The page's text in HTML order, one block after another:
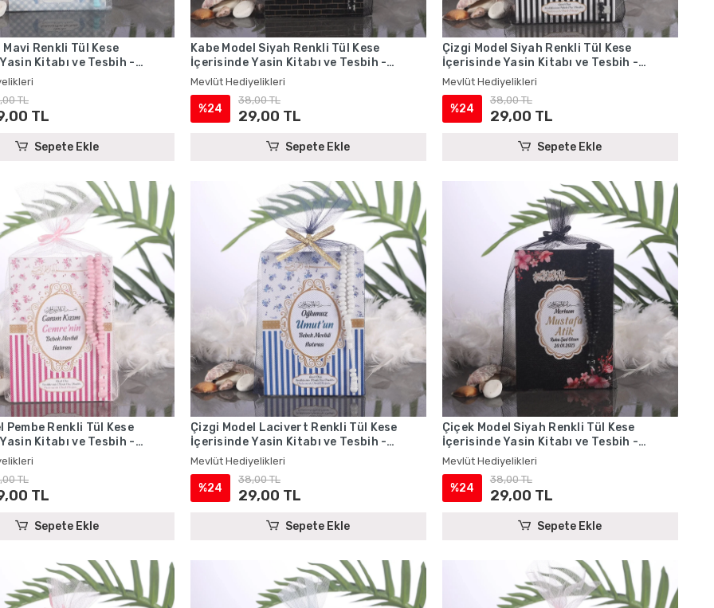
Mavi Renkli Tül Kese
Kitabı ve Tesbih -
TL
TL
Sepete Ekle
Kabe Model Siyah Renkli Tül Kese
İçerisinde Yasin Kitabı ve Tesbih -
Mevlüt Hediyelikleri
Mevlüt Hediyelikleri
%24
38,00 TL
29,00 TL
Sepete Ekle
Çizgi Model Siyah Renkli Tül Kese
İçerisinde Yasin Kitabı ve Tesbih -
Mevlüt Hediyelikleri
Mevlüt Hediyelikleri
%24
38,00 TL
29,00 TL
Sepete Ekle
Pembe Renkli Tül Kese
Kitabı ve Tesbih -
TL
TL
Sepete Ekle
Çizgi Model Lacivert Renkli Tül Kese
İçerisinde Yasin Kitabı ve Tesbih -
Mevlüt Hediyelikleri
Mevlüt Hediyelikleri
%24
38,00 TL
29,00 TL
Sepete Ekle
Çiçek Model Siyah Renkli Tül Kese
İçerisinde Yasin Kitabı ve Tesbih -
Mevlüt Hediyelikleri
Mevlüt Hediyelikleri
%24
38,00 TL
29,00 TL
Sepete Ekle